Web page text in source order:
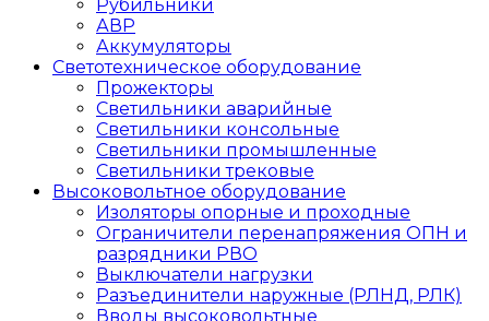
Рубильники
АВР
Аккумуляторы
Светотехническое оборудование
Прожекторы
Светильники аварийные
Светильники консольные
Светильники промышленные
Светильники трековые
Высоковольтное оборудование
Изоляторы опорные и проходные
Ограничители перенапряжения ОПН и
разрядники РВО
Выключатели нагрузки
Разъединители наружные (РЛНД, РЛК)
Вводы высоковольтные